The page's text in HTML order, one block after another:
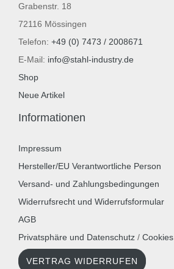
Grabenstr. 18
72116 Mössingen
Telefon: +49 (0) 7473 / 2008671
E-Mail: info@stahl-industry.de
Shop
Neue Artikel
Informationen
Impressum
Hersteller/EU Verantwortliche Person
Versand- und Zahlungsbedingungen
Widerrufsrecht und Widerrufsformular
AGB
Privatsphäre und Datenschutz / Cookies
VERTRAG WIDERRUFEN